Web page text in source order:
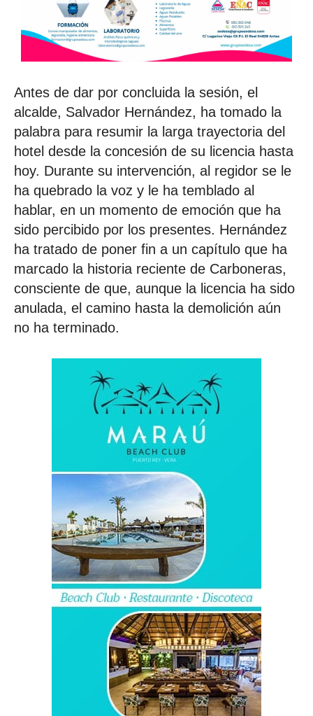
Antes de dar por concluida la sesión, el
alcalde, Salvador Hernández, ha tomado la
palabra para resumir la larga trayectoria del
hotel desde la concesión de su licencia hasta
hoy. Durante su intervención, al regidor se le
ha quebrado la voz y le ha temblado al
hablar, en un momento de emoción que ha
sido percibido por los presentes. Hernández
ha tratado de poner fin a un capítulo que ha
marcado la historia reciente de Carboneras,
consciente de que, aunque la licencia ha sido
anulada, el camino hasta la demolición aún
no ha terminado.